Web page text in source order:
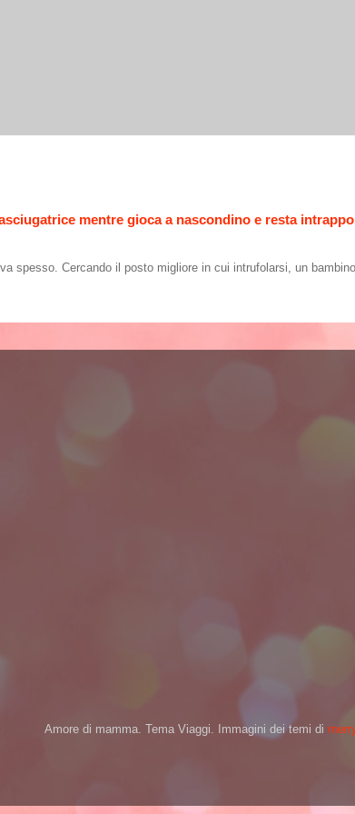
mentre gioca a nascondino e resta
spesso. Cercando il posto migliore in cui intrufolarsi, un
Amore di mamma. Tema Viaggi. Immagini dei temi di